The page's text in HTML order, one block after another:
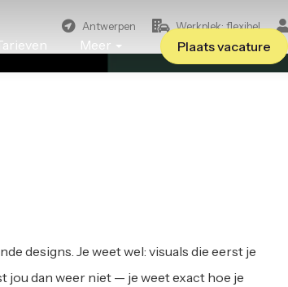
Meer Plaats vacature
Antwerpen Werkplek: flexibel
designs. Je weet wel: visuals die eerst je
jou dan weer niet — je weet exact hoe je